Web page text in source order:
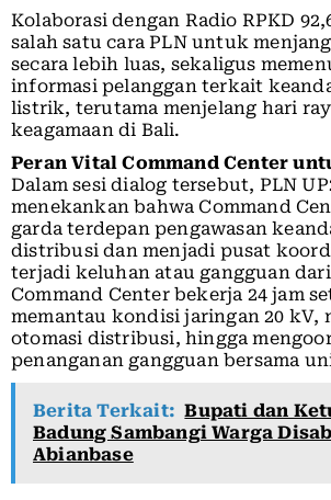
Kolaborasi dengan Radio RPKD
salah satu cara PLN untuk
secara lebih luas, sekaligus
informasi pelanggan terkait
listrik, terutama menjelang hari
keagamaan di Bali.
Peran Vital Command Center
Dalam sesi dialog tersebut, PLN
menekankan bahwa Command
garda terdepan pengawasan
distribusi dan menjadi pusat
terjadi keluhan atau gangguan
Command Center bekerja 24 jam
memantau kondisi jaringan 20 kV,
otomasi distribusi, hingga
penanganan gangguan bersama
Berita Terkait: Bupati dan
Badung Sambangi Warga
Abianbase